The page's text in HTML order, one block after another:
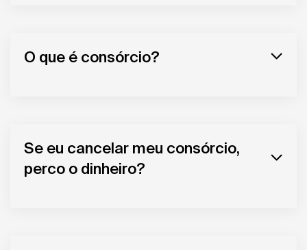
O que é consórcio?
Se eu cancelar meu consórcio,
perco o dinheiro?